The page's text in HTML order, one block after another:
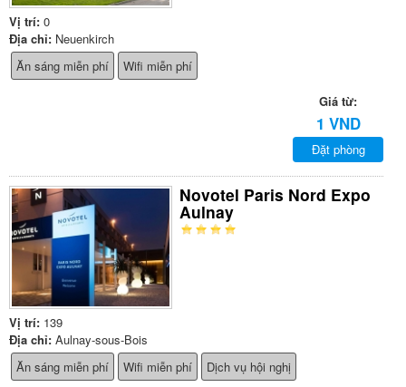
Vị trí: 0
Địa chỉ: Neuenkirch
Ăn sáng miễn phí
Wifi miễn phí
Giá từ:
1 VND
Đặt phòng
Novotel Paris Nord Expo
Aulnay
Vị trí: 139
Địa chỉ: Aulnay-sous-Bois
Ăn sáng miễn phí
Wifi miễn phí Dịch vụ hội nghị